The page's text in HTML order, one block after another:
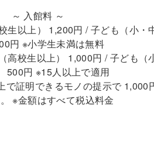
～ 入館料 ～
生以上） 1,200円 / 子ども（小・
円 ※小学生未満は無料
高校生以上） 1,000円 / 子ども（
500円 ※15人以上で適用
で証明できるモノの提示で 1,000
※金額はすべて税込料金